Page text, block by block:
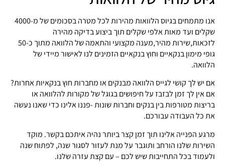
אנו מתמחים בגיוס הלוואות מהירות לכל מטרה בסכומים של מ-4000
שקלים ועד מאות אלפי שקלים תוך ביצוע בדיקה מהירה
לזכאות,שירות מהיר,מענה מקצועי והתאמה של הלוואה מתוך כ-50
גופי מימון בנקאיים וחוץ בנקאיים הזמינים לנו לאישור מיידי של
הלוואה.
אם יש לך קושי לגייס הלוואה מבנקים או מחברות חוץ בנקאיות אחרות?
אם אין לך זמן לבזבז על חיפושים בגוגל של מקורות להלוואה או
בריצות מטורפות בין בנקים וחברות שונות -פננו אלינו כדי שאנו נעשה
את כל העבודה עבורכם.
מרגע הפנייה אלינו תוך זמן קצר ביותר נהיה איתכם בקשר. מוקד
השירות שלנו הורחב ותוגבר על מנת לעזור לסגור שנה, לפתוח שנה
ולעמוד בכל התחייבות שיש לכם – עם קצת עזרה שלנו.